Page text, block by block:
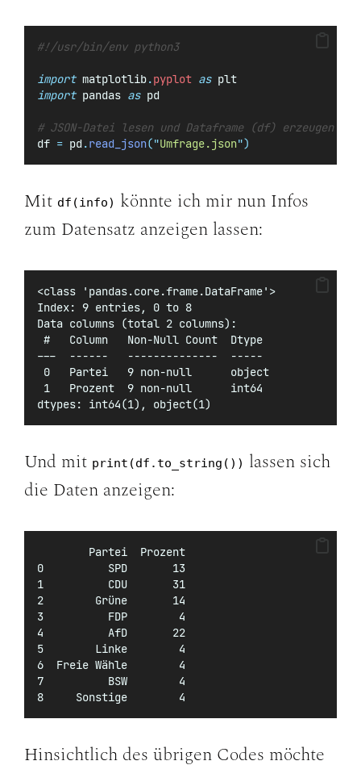
#!/usr/bin/env python3
import matplotlib.pyplot as plt
import pandas as pd
# JSON-Datei lesen und Dataframe (df) erzeugen
df = pd.read_json("Umfrage.json")
Mit df(info) könnte ich mir nun Infos
zum Datensatz anzeigen lassen:
<class 'pandas.core.frame.DataFrame'>
Index: 9 entries, 0 to 8
Data columns (total 2 columns):
#   Column   Non-Null Count  Dtype
---  ------   --------------  -----
0   Partei   9 non-null      object
1   Prozent  9 non-null      int64
dtypes: int64(1), object(1)
Und mit print(df.to_string()) lassen sich
die Daten anzeigen:
        Partei  Prozent
0          SPD       13
1          CDU       31
2        Grüne       14
3          FDP        4
4          AfD       22
5        Linke        4
6  Freie Wähle        4
7          BSW        4
8     Sonstige        4
Hinsichtlich des übrigen Codes möchte